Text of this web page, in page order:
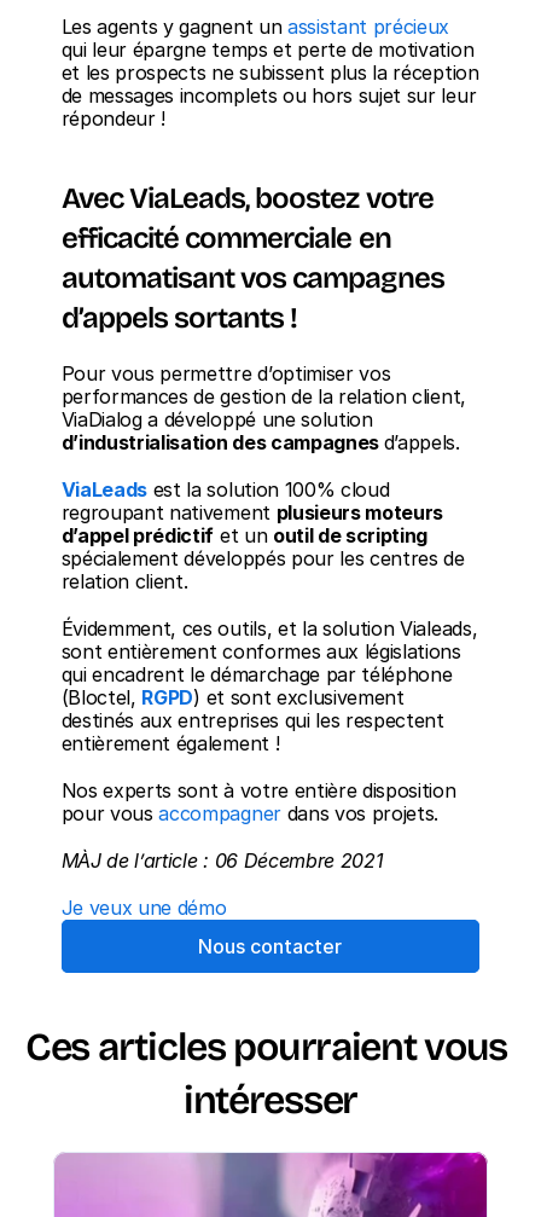
Les agents y gagnent un assistant précieux
qui leur épargne temps et perte de motivation
et les prospects ne subissent plus la réception
de messages incomplets ou hors sujet sur leur
répondeur !
Avec ViaLeads, boostez votre
efficacité commerciale en
automatisant vos campagnes
d’appels sortants !
Pour vous permettre d’optimiser vos
performances de gestion de la relation client,
ViaDialog a développé une solution
d’industrialisation des campagnes d’appels.
ViaLeads est la solution 100% cloud
regroupant nativement plusieurs moteurs
d’appel prédictif et un outil de scripting
spécialement développés pour les centres de
relation client.
Évidemment, ces outils, et la solution Vialeads,
sont entièrement conformes aux législations
qui encadrent le démarchage par téléphone
(Bloctel, RGPD) et sont exclusivement
destinés aux entreprises qui les respectent
entièrement également !
Nos experts sont à votre entière disposition
pour vous accompagner dans vos projets.
MÀJ de l’article : 06 Décembre 2021
Je veux une démo
Nous contacter
Ces articles pourraient vous
intéresser